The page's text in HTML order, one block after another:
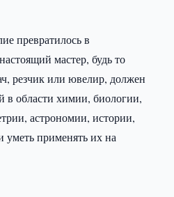
превратилось в
мастер, будь то
резчик или ювелир, должен
в области химии, биологии,
астрономии, истории,
уметь применять их на